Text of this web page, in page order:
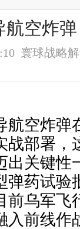
空炸
寰球战略
航空炸弹
战部署，
出关键
弹药试验
前乌军飞
入前线作